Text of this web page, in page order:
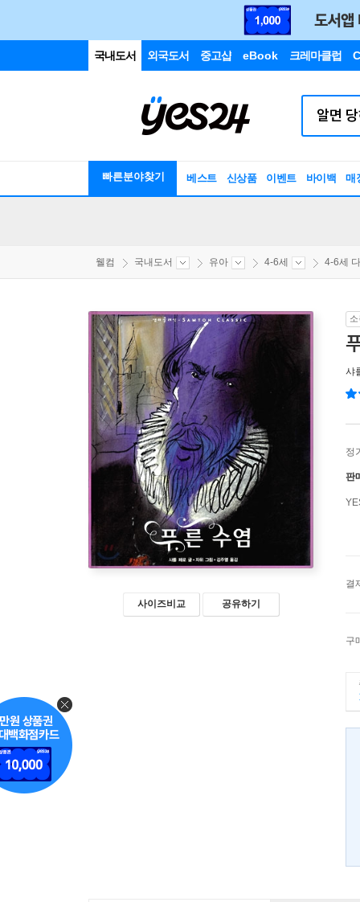
국내도서 외국도서 중고샵 eBook 크레마클럽
빠른분야찾기 베스트 신상품 이벤트 바이백 매
웰컴 국내도서 유아 4-6세 4-6세
사이즈비교 공유하기
샤
정
판
결
구